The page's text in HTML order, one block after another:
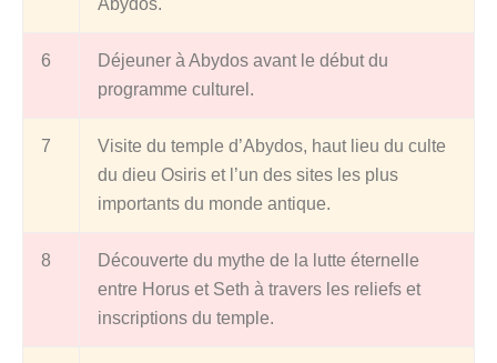
6
Déjeuner à Abydos avant le début du
programme culturel.
7
Visite du temple d’Abydos, haut lieu du culte
du dieu Osiris et l’un des sites les plus
importants du monde antique.
8
Découverte du mythe de la lutte éternelle
entre Horus et Seth à travers les reliefs et
inscriptions du temple.